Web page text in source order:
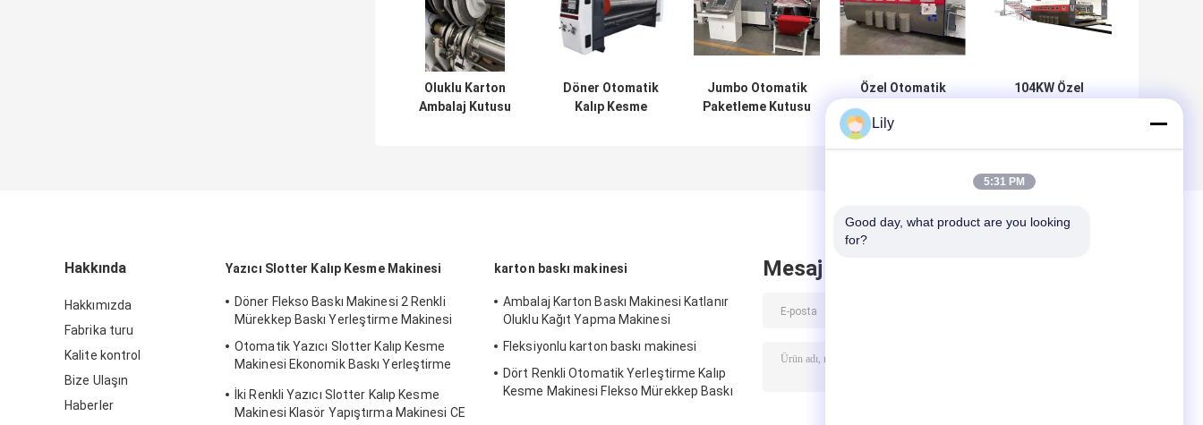
Oluklu Karton
Ambalaj Kutusu
Döner Otomatik
Kalıp Kesme
Jumbo Otomatik
Paketleme Kutusu
Özel Otomatik
Oluklu Karton
Kutu Yapma
104KW Özel
Hakkında
Hakkımızda
Fabrika turu
Kalite kontrol
Bize Ulaşın
Haberler
Yazıcı Slotter Kalıp Kesme Makinesi
Döner Flekso Baskı Makinesi 2 Renkli
Mürekkep Baskı Yerleştirme Makinesi
Otomatik Yazıcı Slotter Kalıp Kesme
Makinesi Ekonomik Baskı Yerleştirme
İki Renkli Yazıcı Slotter Kalıp Kesme
Makinesi Klasör Yapıştırma Makinesi CE
karton baskı makinesi
Ambalaj Karton Baskı Makinesi Katlanır
Oluklu Kağıt Yapma Makinesi
Fleksiyonlu karton baskı makinesi
Dört Renkli Otomatik Yerleştirme Kalıp
Kesme Makinesi Flekso Mürekkep Baskı
Mesaj bırak
Lily
5:31 PM
Good day, what product are you looking
for?